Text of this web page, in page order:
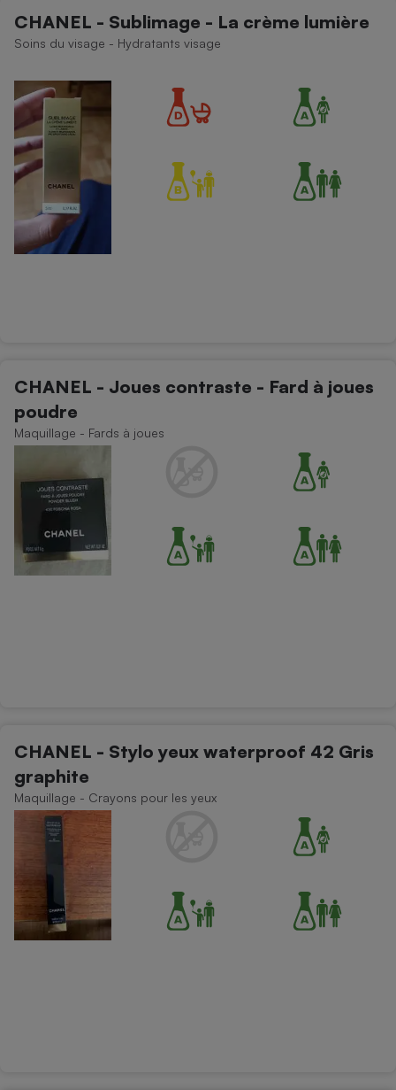
CHANEL - Sublimage - La crème lumière
Soins du visage - Hydratants visage
CHANEL - Joues contraste - Fard à joues
poudre
Maquillage - Fards à joues
CHANEL - Stylo yeux waterproof 42 Gris
graphite
Maquillage - Crayons pour les yeux